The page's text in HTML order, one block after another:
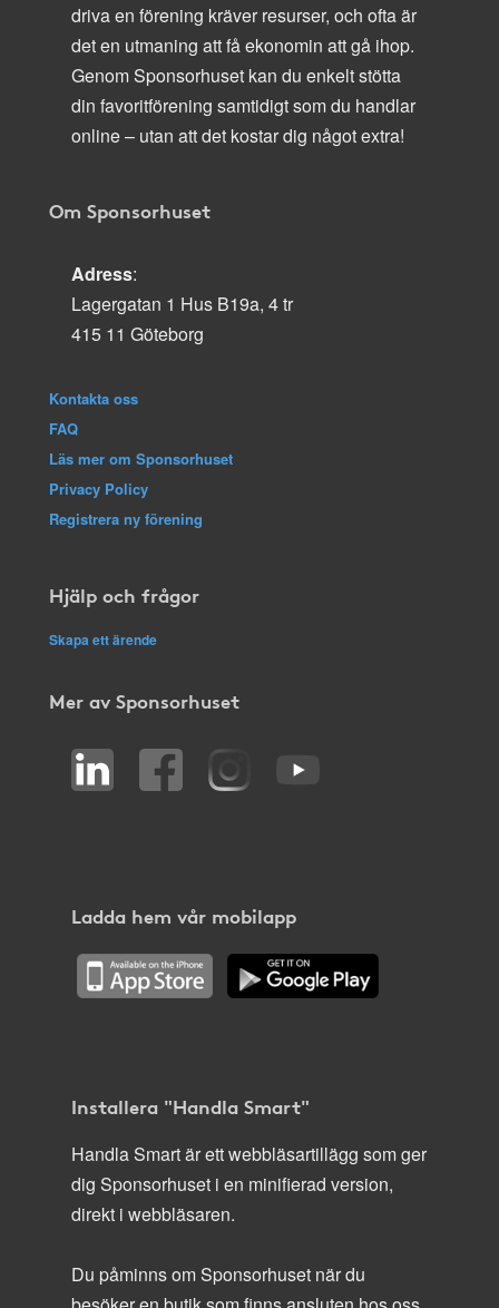
driva en förening kräver resurser, och ofta är
det en utmaning att få ekonomin att gå ihop.
Genom Sponsorhuset kan du enkelt stötta
din favoritförening samtidigt som du handlar
online – utan att det kostar dig något extra!
Om Sponsorhuset
Adress:
Lagergatan 1 Hus B19a, 4 tr
415 11 Göteborg
Kontakta oss
FAQ
Läs mer om Sponsorhuset
Privacy Policy
Registrera ny förening
Hjälp och frågor
Skapa ett ärende
Mer av Sponsorhuset
Ladda hem vår mobilapp
Installera "Handla Smart"
Handla Smart är ett webbläsartillägg som ger
dig Sponsorhuset i en minifierad version,
direkt i webbläsaren.
Du påminns om Sponsorhuset när du